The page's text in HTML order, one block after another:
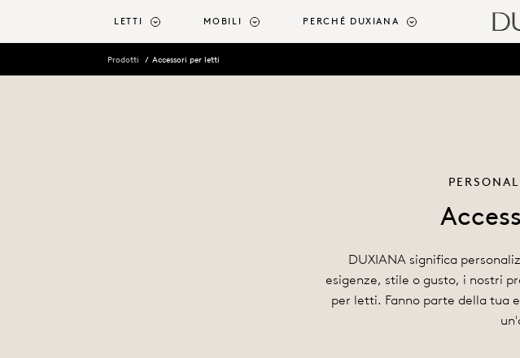
LETTI MOBILI PERCHÉ DUXIANA
Prodotti Accessori per letti
DUXIANA significa
esigenze, stile o gusto, i nostri
per letti. Fanno parte della tua